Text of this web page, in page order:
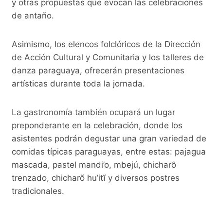
y otras propuestas que evocan las celebraciones
de antaño.
Asimismo, los elencos folclóricos de la Dirección
de Acción Cultural y Comunitaria y los talleres de
danza paraguaya, ofrecerán presentaciones
artísticas durante toda la jornada.
La gastronomía también ocupará un lugar
preponderante en la celebración, donde los
asistentes podrán degustar una gran variedad de
comidas típicas paraguayas, entre estas: pajagua
mascada, pastel mandi’o, mbejú, chicharõ
trenzado, chicharõ hu’itĩ y diversos postres
tradicionales.